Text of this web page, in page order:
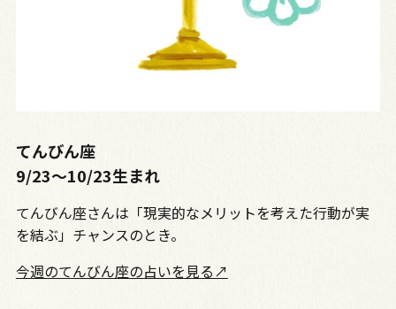
てんびん座
9/23〜10/23生まれ
てんびん座さんは「現実的なメリットを考えた行動が実
を結ぶ」チャンスのとき。
今週のてんびん座の占いを見る↗